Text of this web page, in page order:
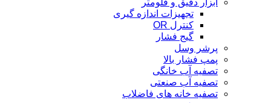
ابزار دقیق و فلومتر
تجهیزات اندازه گیری
کنترل OR
گیج فشار
پرشر وسل
پمپ فشار بالا
تصفیه آب خانگی
تصفیه آب صنعتی
تصفیه خانه های فاضلاب